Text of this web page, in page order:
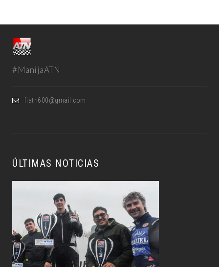
#ManijaATN
fiatn600@gmail.com
ÚLTIMAS NOTICIAS